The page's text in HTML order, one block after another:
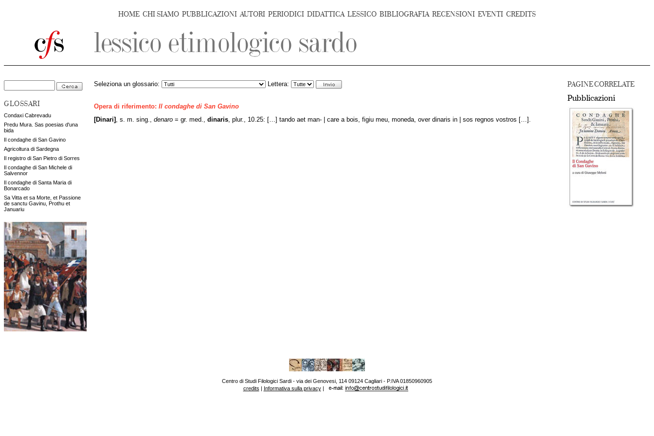
HOME CHI SIAMO PUBBLICAZIONI AUTORI PERIODICI DIDATTICA LESSICO BIBLIOGRAFIA RECENSIONI EVENTI CREDITS
GLOSSARI
Condaxi Cabrevadu
Predu Mura. Sas poesias d'una
bida
Il condaghe di San Gavino
Agricoltura di Sardegna
Il registro di San Pietro di Sorres
Il condaghe di San Michele di
Salvennor
Il condaghe di Santa Maria di
Bonarcado
Sa Vitta et sa Morte, et Passione
de sanctu Gavinu, Prothu et
Januariu
PAGINE CORRELATE
Pubblicazioni
Seleziona un glossario: Lettera:
Opera di riferimento: Il condaghe di San Gavino
[Dinari]
, s. m. sing., denaro = gr. med., dinaris , plur., 10.25: […] tando aet man- | care a bois, figiu meu, moneda, over dinaris in | sos regnos vostros […].
Centro di Studi Filologici Sardi - via dei Genovesi, 114 09124 Cagliari - P.IVA 01850960905
credits | Informativa sulla privacy|